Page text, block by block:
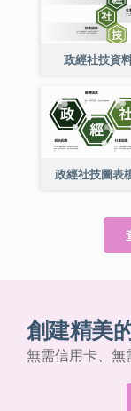
政經社技資
政經社技圖表
創建精美
無需信用卡、無